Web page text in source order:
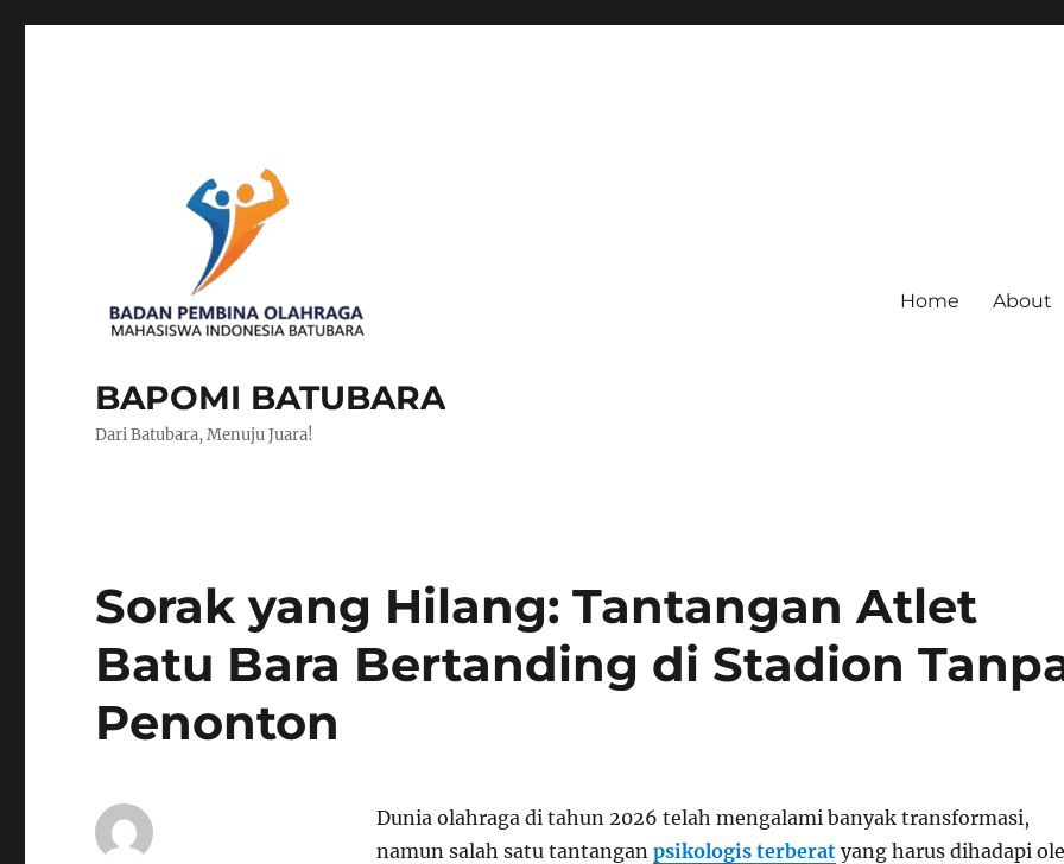
BAPOMI BATUBARA
Dari Batubara, Menuju Juara!
Home About
Sorak yang Hilang: Tantangan Atlet
Batu Bara Bertanding di Stadion
Penonton
Dunia olahraga di tahun 2026 telah mengalami banyak transformasi,
namun salah satu tantangan psikologis terberatyang harus dihadapi